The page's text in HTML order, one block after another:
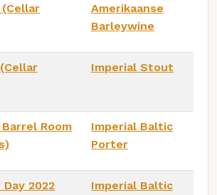
Amerikaanse
Barleywine
Imperial Stout
Room
Imperial Baltic
Porter
2022
Imperial Baltic